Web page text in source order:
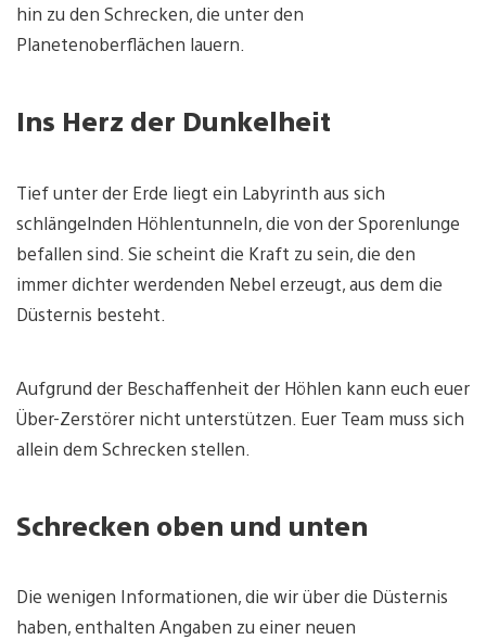
hin zu den Schrecken, die unter den
Planetenoberflächen lauern.
Ins Herz der Dunkelheit
Tief unter der Erde liegt ein Labyrinth aus sich
schlängelnden Höhlentunneln, die von der Sporenlunge
befallen sind. Sie scheint die Kraft zu sein, die den
immer dichter werdenden Nebel erzeugt, aus dem die
Düsternis besteht.
Aufgrund der Beschaffenheit der Höhlen kann euch euer
Über-Zerstörer nicht unterstützen. Euer Team muss sich
allein dem Schrecken stellen.
Schrecken oben und unten
Die wenigen Informationen, die wir über die Düsternis
haben, enthalten Angaben zu einer neuen